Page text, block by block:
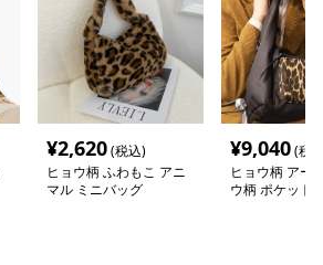
¥2,620(税込)
ヒョウ柄 ふわもこ アニ
マル ミニバッグ
¥9,040(税
ヒョウ柄 アー
ウ柄 ポケット